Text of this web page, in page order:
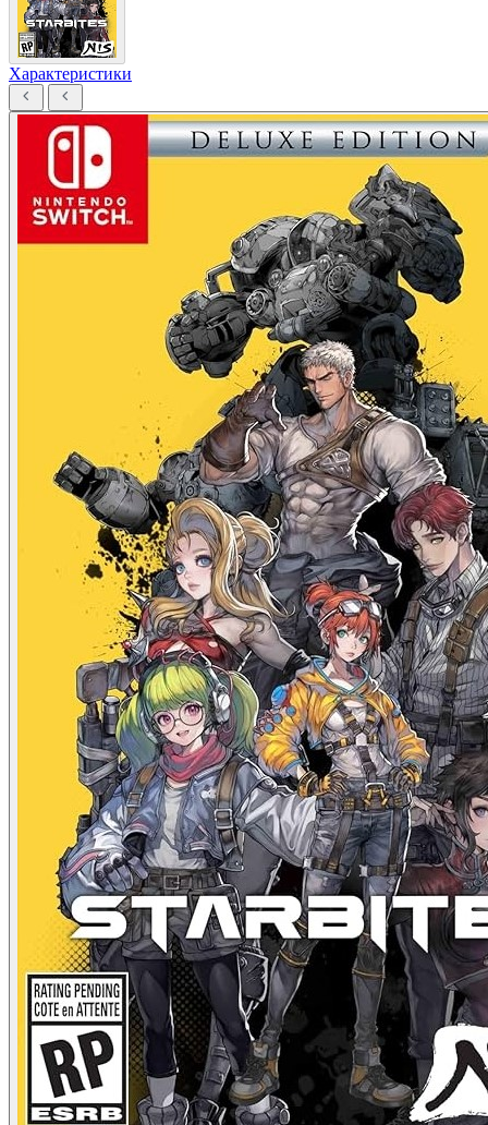
Характеристики